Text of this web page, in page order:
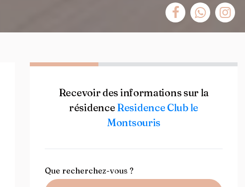
Recevoir des informations sur la
résidence Residence Club le
Montsouris
Que recherchez-vous ?